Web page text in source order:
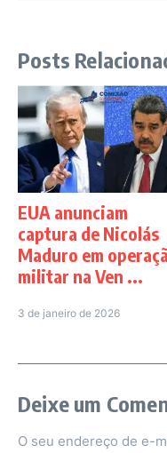
Posts
EUA anunciam
captura de Nicolás
Maduro em
militar na Ven ...
3 de janeiro de 2026
Deixe um
O seu endereço de e-